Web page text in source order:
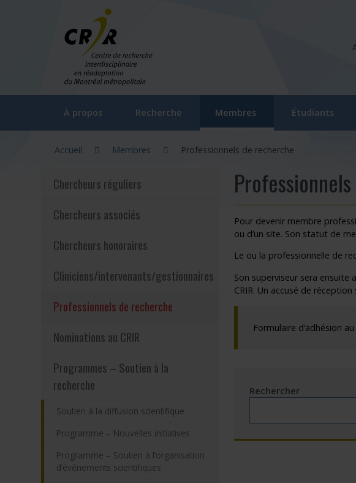
Aller directement au contenu
À propos
Gouvernance du CRIR (CGC)
Notre équipe
Comités et Assemblées du CRIR
Outils de communication
Foire aux questions
Recherche
Axes et unités thématiques
Laboratoires / Groupes de recherche
La recherche participative : FAQ
Participer à la recherche
Documentation
Membres (actuellement
Chercheurs réguliers
Chercheurs honoraires
Cliniciens/intervenants/
Programmes – Soutien à la
Étudiants
Ateliers –
Programme «
Faire un stage
Accueil
Membres Professionnels de recherche
Chercheurs réguliers
Chercheurs associés
Chercheurs honoraires
Cliniciens/intervenants/gestionnaires
Professionnels de recherche
(actuellement sélectionnée)
Nominations au CRIR
Programmes – Soutien à la
recherche
Soutien à la diffusion scientifique
Programme – Nouvelles initiatives
Programme – Soutien à l’organisation
d’événements scientifiques
Pour devenir membre
ou d’un site. Son statut de
Le ou la professionnelle de
Son superviseur sera
CRIR. Un accusé de
Formulaire d’adhésion au
Rechercher